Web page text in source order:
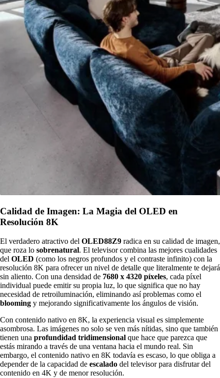
Calidad de Imagen: La Magia del OLED en
Resolución 8K
El verdadero atractivo del OLED88Z9 radica en su calidad de imagen,
que roza lo sobrenatural. El televisor combina las mejores cualidades
del OLED (como los negros profundos y el contraste infinito) con la
resolución 8K para ofrecer un nivel de detalle que literalmente te dejará
sin aliento. Con una densidad de 7680 x 4320 píxeles, cada píxel
individual puede emitir su propia luz, lo que significa que no hay
necesidad de retroiluminación, eliminando así problemas como el
blooming y mejorando significativamente los ángulos de visión.
Con contenido nativo en 8K, la experiencia visual es simplemente
asombrosa. Las imágenes no solo se ven más nítidas, sino que también
tienen una profundidad tridimensional que hace que parezca que
estás mirando a través de una ventana hacia el mundo real. Sin
embargo, el contenido nativo en 8K todavía es escaso, lo que obliga a
depender de la capacidad de escalado del televisor para disfrutar del
contenido en 4K y de menor resolución.